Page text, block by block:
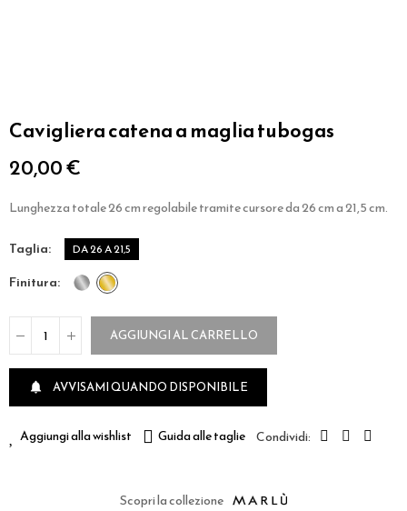
Cavigliera catena a maglia tubogas
20,00 €
Lunghezza totale 26 cm regolabile tramite cursore da 26 cm a 21,5 cm.
taglia DA 26 A 21,5
finitura
AGGIUNGI AL CARRELLO
 AVVISAMI QUANDO DISPONIBILE
Aggiungi alla wishlist Guida alle taglie
Scopri la collezione